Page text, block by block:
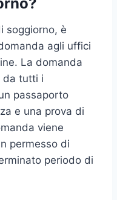
soggiorno, è
agli uffici
La domanda
da tutti i
passaporto
e una prova di
viene
permesso di
periodo di